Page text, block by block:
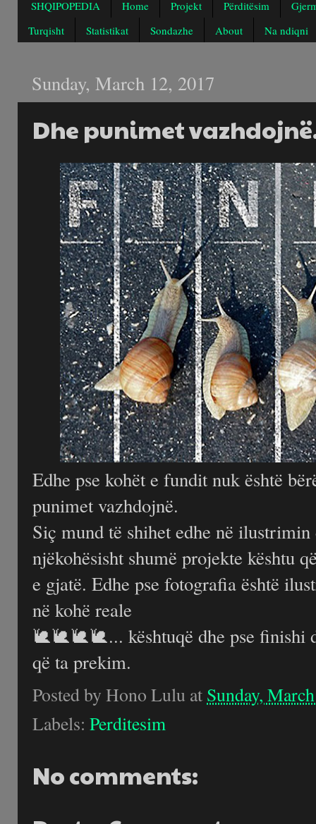
SHQIPOPEDIA Home Projekt Përditësim
Turqisht
Statistikat Sondazhe About Na ndiqni
Sunday, March 12, 2017
Dhe punimet
Edhe pse kohët e fundit nuk është
punimet vazhdojnë.
Siç mund të shihet edhe në
njëkohësisht shumë projekte kështu
e gjatë. Edhe pse fotografia është
në kohë reale
🐌🐌🐌🐌... kështuqë dhe pse finishi
që ta prekim.
Posted by Hono Lulu at Sunday,
Labels: Perditesim
No comments: